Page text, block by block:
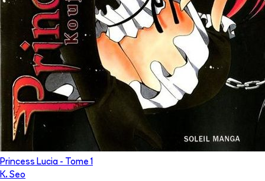
Princess Lucia - Tome 1
K. Seo